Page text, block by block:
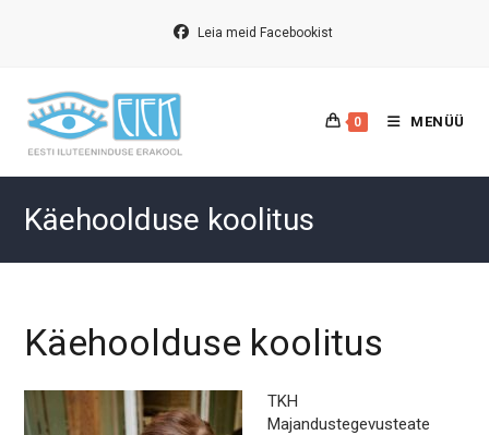
Leia meid Facebookist
0 MENÜÜ
Käehoolduse koolitus
Käehoolduse koolitus
TKH
Majandustegevusteate